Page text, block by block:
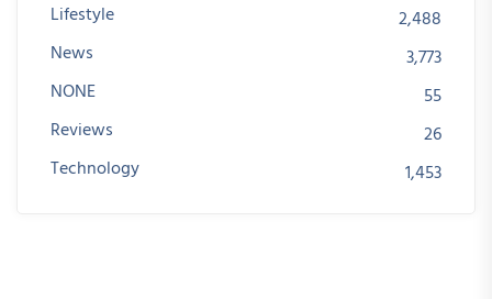
Lifestyle
2,488
News
3,773
NONE
55
Reviews
26
Technology
1,453